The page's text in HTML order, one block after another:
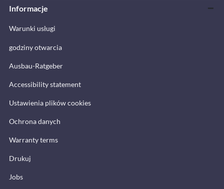
Informacje
Warunki usługi
godziny otwarcia
Ausbau-Ratgeber
Accessibility statement
Ustawienia plików cookies
Ochrona danych
Warranty terms
Drukuj
Jobs